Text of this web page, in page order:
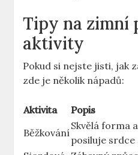
Tipy na zimní
⁣aktivity
Pokud si nejste jisti, jak⁤
zde je ⁣několik nápadů:
Aktivita
Popis
Běžkování
Skvělá ‍forma
posiluje ​srdce